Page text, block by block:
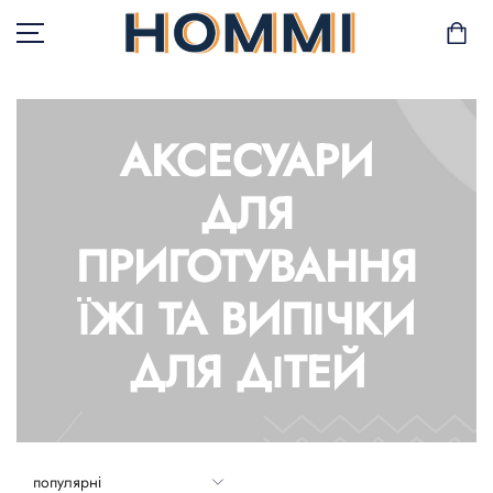
В НАЯВНОСТІ
ЗБЕРІГАННЯ ТА
ОРГАНІЗАЦІЯ
ГОРЩИКИ І РОСЛИНИ
АКСЕСУАРИ
ДЛЯ
ПРИГОТУВАННЯ
ЇЖІ ТА ВИПІЧКИ
ДЛЯ ДІТЕЙ